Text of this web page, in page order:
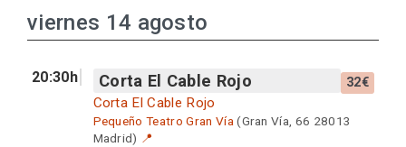
viernes 14 agosto
20:30h Corta El Cable Rojo 32€
Corta El Cable Rojo
Pequeño Teatro Gran Vía(Gran Vía, 66 28013
Madrid) 📍